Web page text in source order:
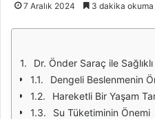
7 Aralık 2024 3 dakika okuma
Dr. Önder Saraç ile
Dengeli Beslenmenin
Hareketli Bir Yaşam
Su Tüketiminin Önemi